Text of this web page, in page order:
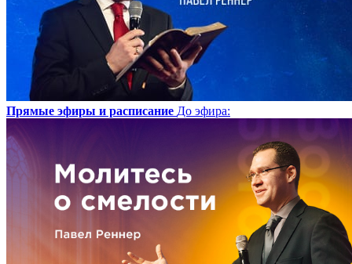
Прямые эфиры и расписание До эфира: